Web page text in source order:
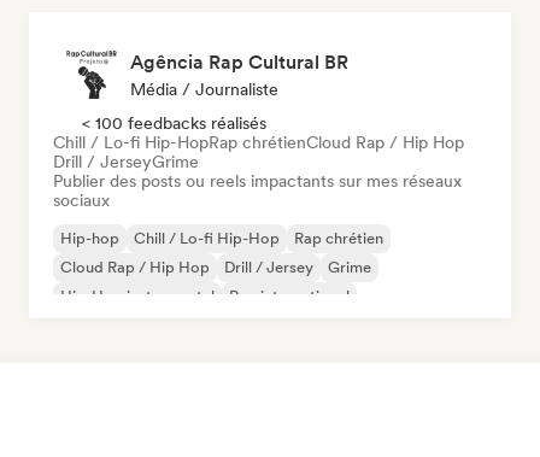
Agência Rap Cultural BR
Média / Journaliste
< 100 feedbacks réalisés
Chill / Lo-fi Hip-HopRap chrétienCloud Rap / Hip Hop
Drill / JerseyGrime
Publier des posts ou reels impactants sur mes réseaux
sociaux
Hip-hop Chill / Lo-fi Hip-Hop
Rap chrétien
Cloud Rap / Hip Hop
Drill / Jersey
Grime
Hip-Hop instrumental
Rap international